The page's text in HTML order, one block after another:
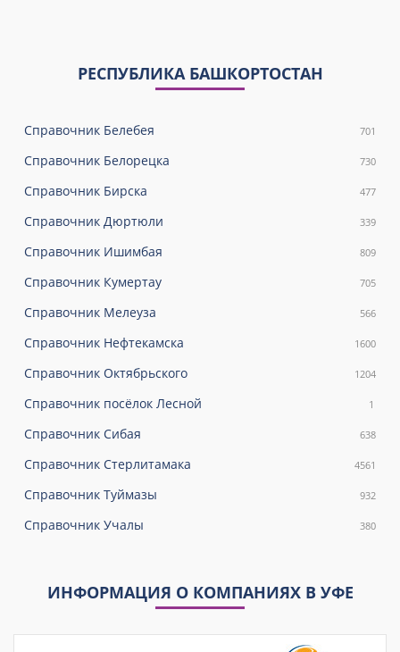
РЕСПУБЛИКА БАШКОРТОСТАН
Справочник Белебея 701
Справочник Белорецка 730
Справочник Бирска 477
Справочник Дюртюли 339
Справочник Ишимбая 809
Справочник Кумертау 705
Справочник Мелеуза 566
Справочник Нефтекамска 1600
Справочник Октябрьского 1204
Справочник посёлок Лесной 1
Справочник Сибая 638
Справочник Стерлитамака 4561
Справочник Туймазы 932
Справочник Учалы 380
ИНФОРМАЦИЯ О КОМПАНИЯХ В УФЕ